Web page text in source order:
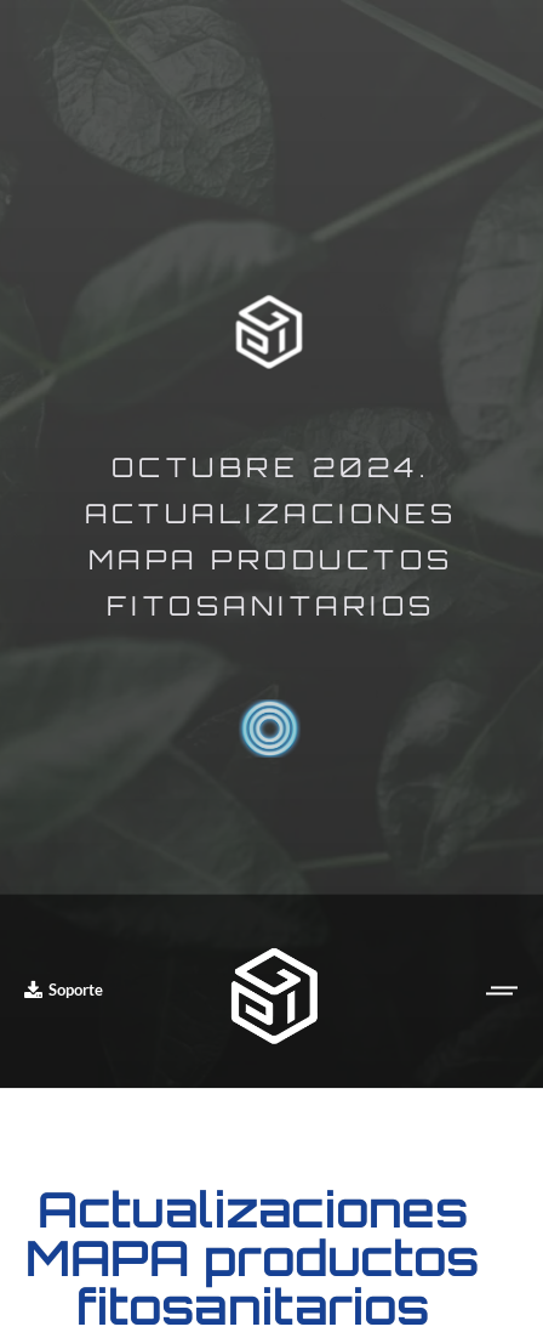
Soporte
OCTUBRE 2024.
ACTUALIZACIONES
MAPA PRODUCTOS
FITOSANITARIOS
Actualizaciones
MAPA productos
fitosanitarios